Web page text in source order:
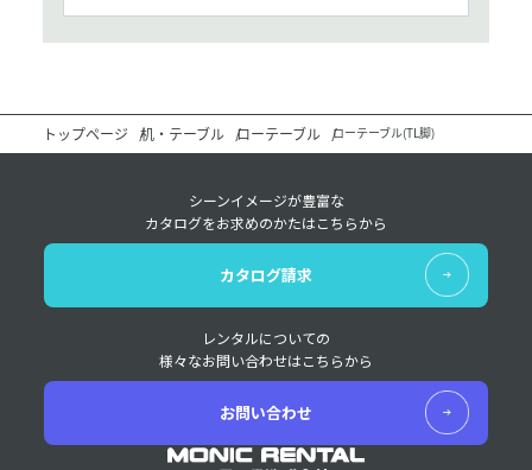
トップページ 机・テーブル ローテーブル ローテーブル(TL脚)
シーンイメージが豊富な
カタログをお求めのかたはこちらから
カタログ請求
レンタルについての
様々なお問い合わせはこちらから
お問い合わせ